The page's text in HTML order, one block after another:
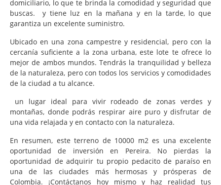
domiciliario, lo que te brinda la comodidad y seguridad que
buscas. y tiene luz en la mañana y en la tarde, lo que
garantiza un excelente suministro.
Ubicado en una zona campestre y residencial, pero con la
cercanía suficiente a la zona urbana, este lote te ofrece lo
mejor de ambos mundos. Tendrás la tranquilidad y belleza
de la naturaleza, pero con todos los servicios y comodidades
de la ciudad a tu alcance.
un lugar ideal para vivir rodeado de zonas verdes y
montañas, donde podrás respirar aire puro y disfrutar de
una vida relajada y en contacto con la naturaleza.
En resumen, este terreno de 10000 m2 es una excelente
oportunidad de inversión en Pereira. No pierdas la
oportunidad de adquirir tu propio pedacito de paraíso en
una de las ciudades más hermosas y prósperas de
Colombia. ¡Contáctanos hoy mismo y haz realidad tus